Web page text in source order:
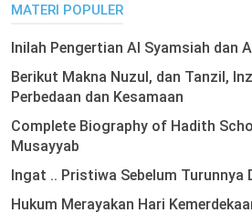
MATERI POPULER
Inilah Pengertian Al Syamsiah dan
Berikut Makna Nuzul, dan Tanzil,
Perbedaan dan Kesamaan
Complete Biography of Hadith
Musayyab
Ingat .. Pristiwa Sebelum Turunnya
Hukum Merayakan Hari